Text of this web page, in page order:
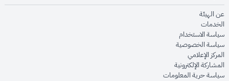
عن الهيئةopens in new window
الخدماتopens in new window
سياسة الاستخدام
سياسة الخصوصيةopens in new window
المركز الإعلاميopens in new window
المشاركة الإلكترونيةopens in new window
سياسة حرية المعلوماتopens in new window